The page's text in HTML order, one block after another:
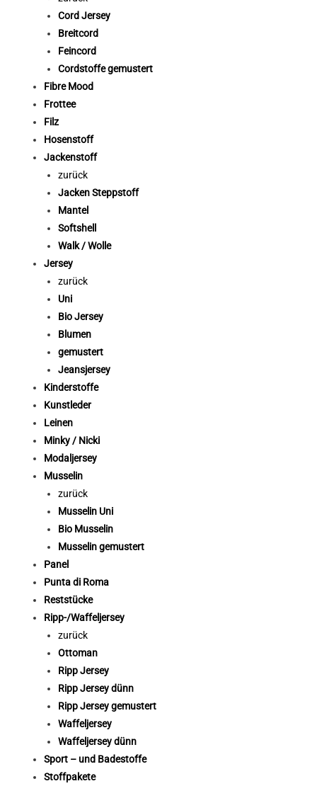
Cord Jersey
Breitcord
Feincord
Cordstoffe gemustert
Fibre Mood
Frottee
Filz
Hosenstoff
Jackenstoff
zurück
Jacken Steppstoff
Mantel
Softshell
Walk / Wolle
Jersey
zurück
Uni
Bio Jersey
Blumen
gemustert
Jeansjersey
Kinderstoffe
Kunstleder
Leinen
Minky / Nicki
Modaljersey
Musselin
zurück
Musselin Uni
Bio Musselin
Musselin gemustert
Panel
Punta di Roma
Reststücke
Ripp-/Waffeljersey
zurück
Ottoman
Ripp Jersey
Ripp Jersey dünn
Ripp Jersey gemustert
Waffeljersey
Waffeljersey dünn
Sport – und Badestoffe
Stoffpakete